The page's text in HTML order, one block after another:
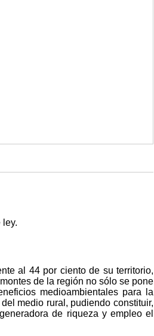
ley.
al 44 por ciento de su territorio,
de la región no sólo se pone
medioambientales para la
medio rural, pudiendo constituir,
de riqueza y empleo el